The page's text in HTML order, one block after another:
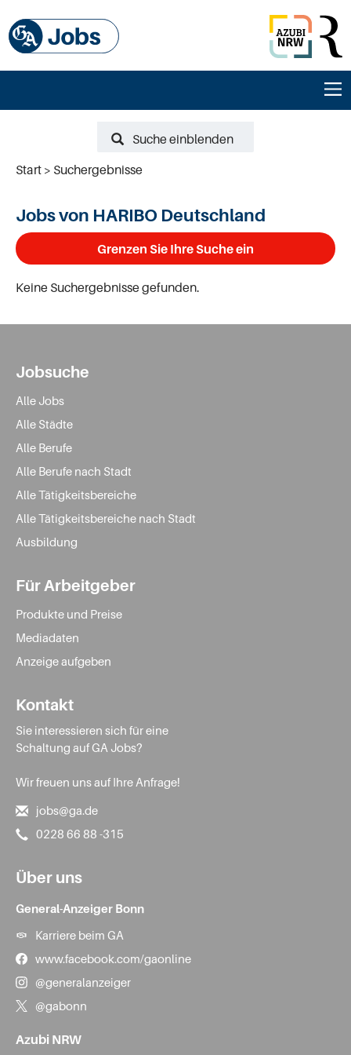
Suche einblenden
Start
Suchergebnisse
Jobs von HARIBO Deutschland
Grenzen Sie Ihre Suche ein
Keine Suchergebnisse gefunden.
Jobsuche
Alle Jobs
Alle Städte
Alle Berufe
Alle Berufe nach Stadt
Alle Tätigkeitsbereiche
Alle Tätigkeitsbereiche nach Stadt
Ausbildung
Für Arbeitgeber
Produkte und Preise
Mediadaten
Anzeige aufgeben
Kontakt
Sie interessieren sich für eine
Schaltung auf GA Jobs?
Wir freuen uns auf Ihre Anfrage!
jobs@ga.de
0228 66 88 -315
Über uns
General-Anzeiger Bonn
Karriere beim GA
www.facebook.com/gaonline
@generalanzeiger
@gabonn
Azubi NRW